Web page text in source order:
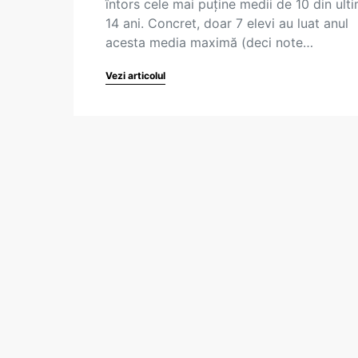
întors cele mai puține medii de 10 din
14 ani. Concret, doar 7 elevi au luat anul
acesta media maximă (deci note…
Vezi articolul